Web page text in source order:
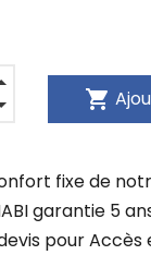
shopping_cart
fixe de
garantie 5
pour Accès